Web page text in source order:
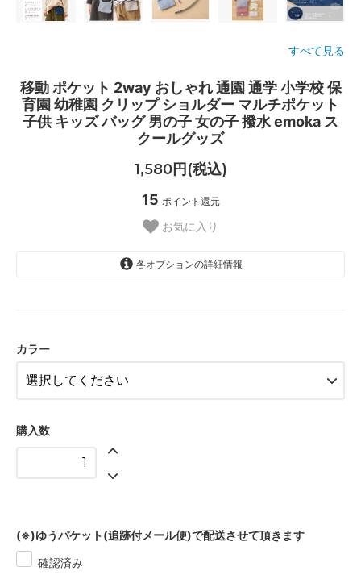
すべて見る
移動 ポケット 2way おしゃれ 通園 通学 小学校 保
育園 幼稚園 クリップ ショルダー マルチポケット
子供 キッズ バッグ 男の子 女の子 撥水 emoka ス
クールグッズ
1,580円(税込)
15 ポイント還元
お気に入り
各オプションの詳細情報
ミント
カラー
購入数
(※)ゆうパケット(追跡付メール便)で配送させて頂きます
確認済み